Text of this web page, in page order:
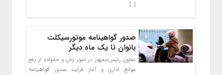
[…]
صدور گواهینامه موتورسیکلت
بانوان تا یک ماه دیگر
معاون رئیس‌جمهور در امور زنان و خانواده از رفع
موانع اداری و آغاز فرآیند صدور گواهینامه